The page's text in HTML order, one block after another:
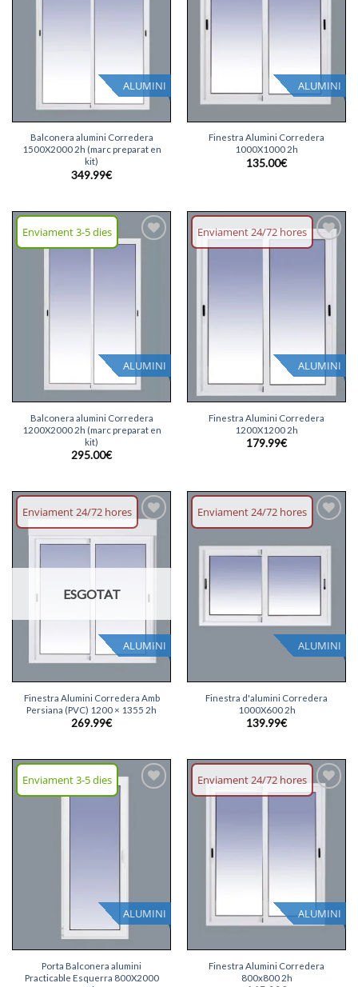
ALUMINI
Balconera alumini Corredera
1500X2000 2h (marc preparat en
kit)
349.99€
ALUMINI
Finestra Alumini Corredera
1000X1000 2h
135.00€
Enviament 3-5 dies
ALUMINI
Balconera alumini Corredera
1200X2000 2h (marc preparat en
kit)
295.00€
Enviament 24/72 hores
ALUMINI
Afegeix
Finestra Alumini Corredera
1200X1200 2h
179.99€
Enviament 24/72 hores
ALUMINI
Afegeix
llista
ESGOTAT
Finestra Alumini Corredera Amb
Persiana (PVC) 1200 × 1355 2h
269.99€
Enviament 24/72 hores
ALUMINI
Afegeix
desitjos
Finestra d'alumini Corredera
1000X600 2h
139.99€
Enviament 3-5 dies
ALUMINI
Porta Balconera alumini
Practicable Esquerra 800X2000
Enviament 24/72 hores
ALUMINI
Afegeix
Finestra Alumini Corredera
800x800 2h